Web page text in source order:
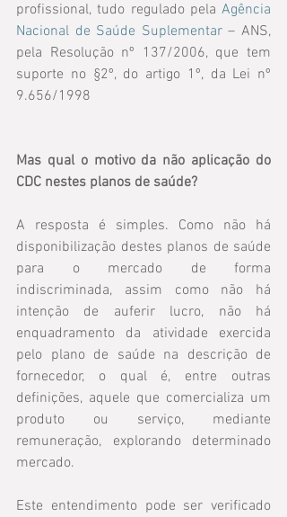
profissional, tudo regulado pela Agência
Nacional de Saúde Suplementar – ANS,
pela Resolução nº 137/2006, que tem
suporte no §2º, do artigo 1º, da Lei nº
9.656/1998
Mas qual o motivo da não aplicação do
CDC nestes planos de saúde?
A resposta é simples. Como não há
disponibilização destes planos de saúde
para o mercado de forma
indiscriminada, assim como não há
intenção de auferir lucro, não há
enquadramento da atividade exercida
pelo plano de saúde na descrição de
fornecedor, o qual é, entre outras
definições, aquele que comercializa um
produto ou serviço, mediante
remuneração, explorando determinado
mercado.
Este entendimento pode ser verificado